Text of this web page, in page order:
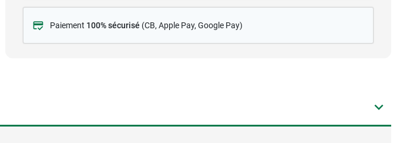
Paiement 100% sécurisé (CB, Apple Pay, Google Pay)